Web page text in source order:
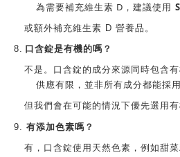
為需要補充維生素 D ，建議使用
或額外補充維生素 D 營養品。
8. 口含錠是有機的嗎？
不是。 口含錠 的成分來源同時包含
供應有限，並非所有成分都能採
但我們會在可能的情況下優先選用有
9. 有添加色素嗎？
有，口含錠使用天然色素，例如甜